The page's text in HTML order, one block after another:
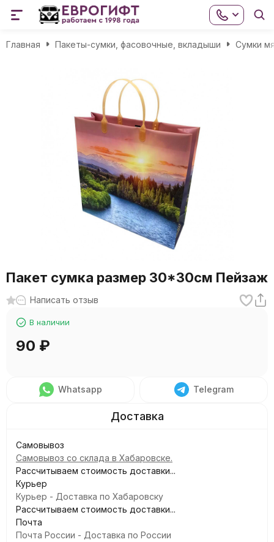
Главная Пакеты-сумки, фасовочные, вкладыши Сумки
Пакет сумка размер 30*30см Пейзаж
Написать отзыв
В наличии
90 ₽
Whatsapp Telegram
Самовывоз
Самовывоз со склада в Хабаровске.
Рассчитываем стоимость доставки...
Курьер
Курьер - Доставка по Хабаровску
Рассчитываем стоимость доставки...
Почта
Почта России - Доставка по России